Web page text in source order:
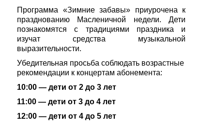
Программа «Зимние забавы» приурочена к
празднованию Масленичной недели. Дети
познакомятся с традициями праздника и
изучат средства музыкальной
выразительности.
Убедительная просьба соблюдать возрастные
рекомендации к концертам абонемента:
10:00 — дети от 2 до 3 лет
11:00 — дети от 3 до 4 лет
12:00 — дети от 4 до 5 лет